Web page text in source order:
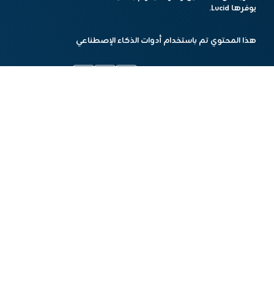
يوفرها Lucid.
هذا المحتوي تم باستخدام أدوات الذكاء الإصطناعي